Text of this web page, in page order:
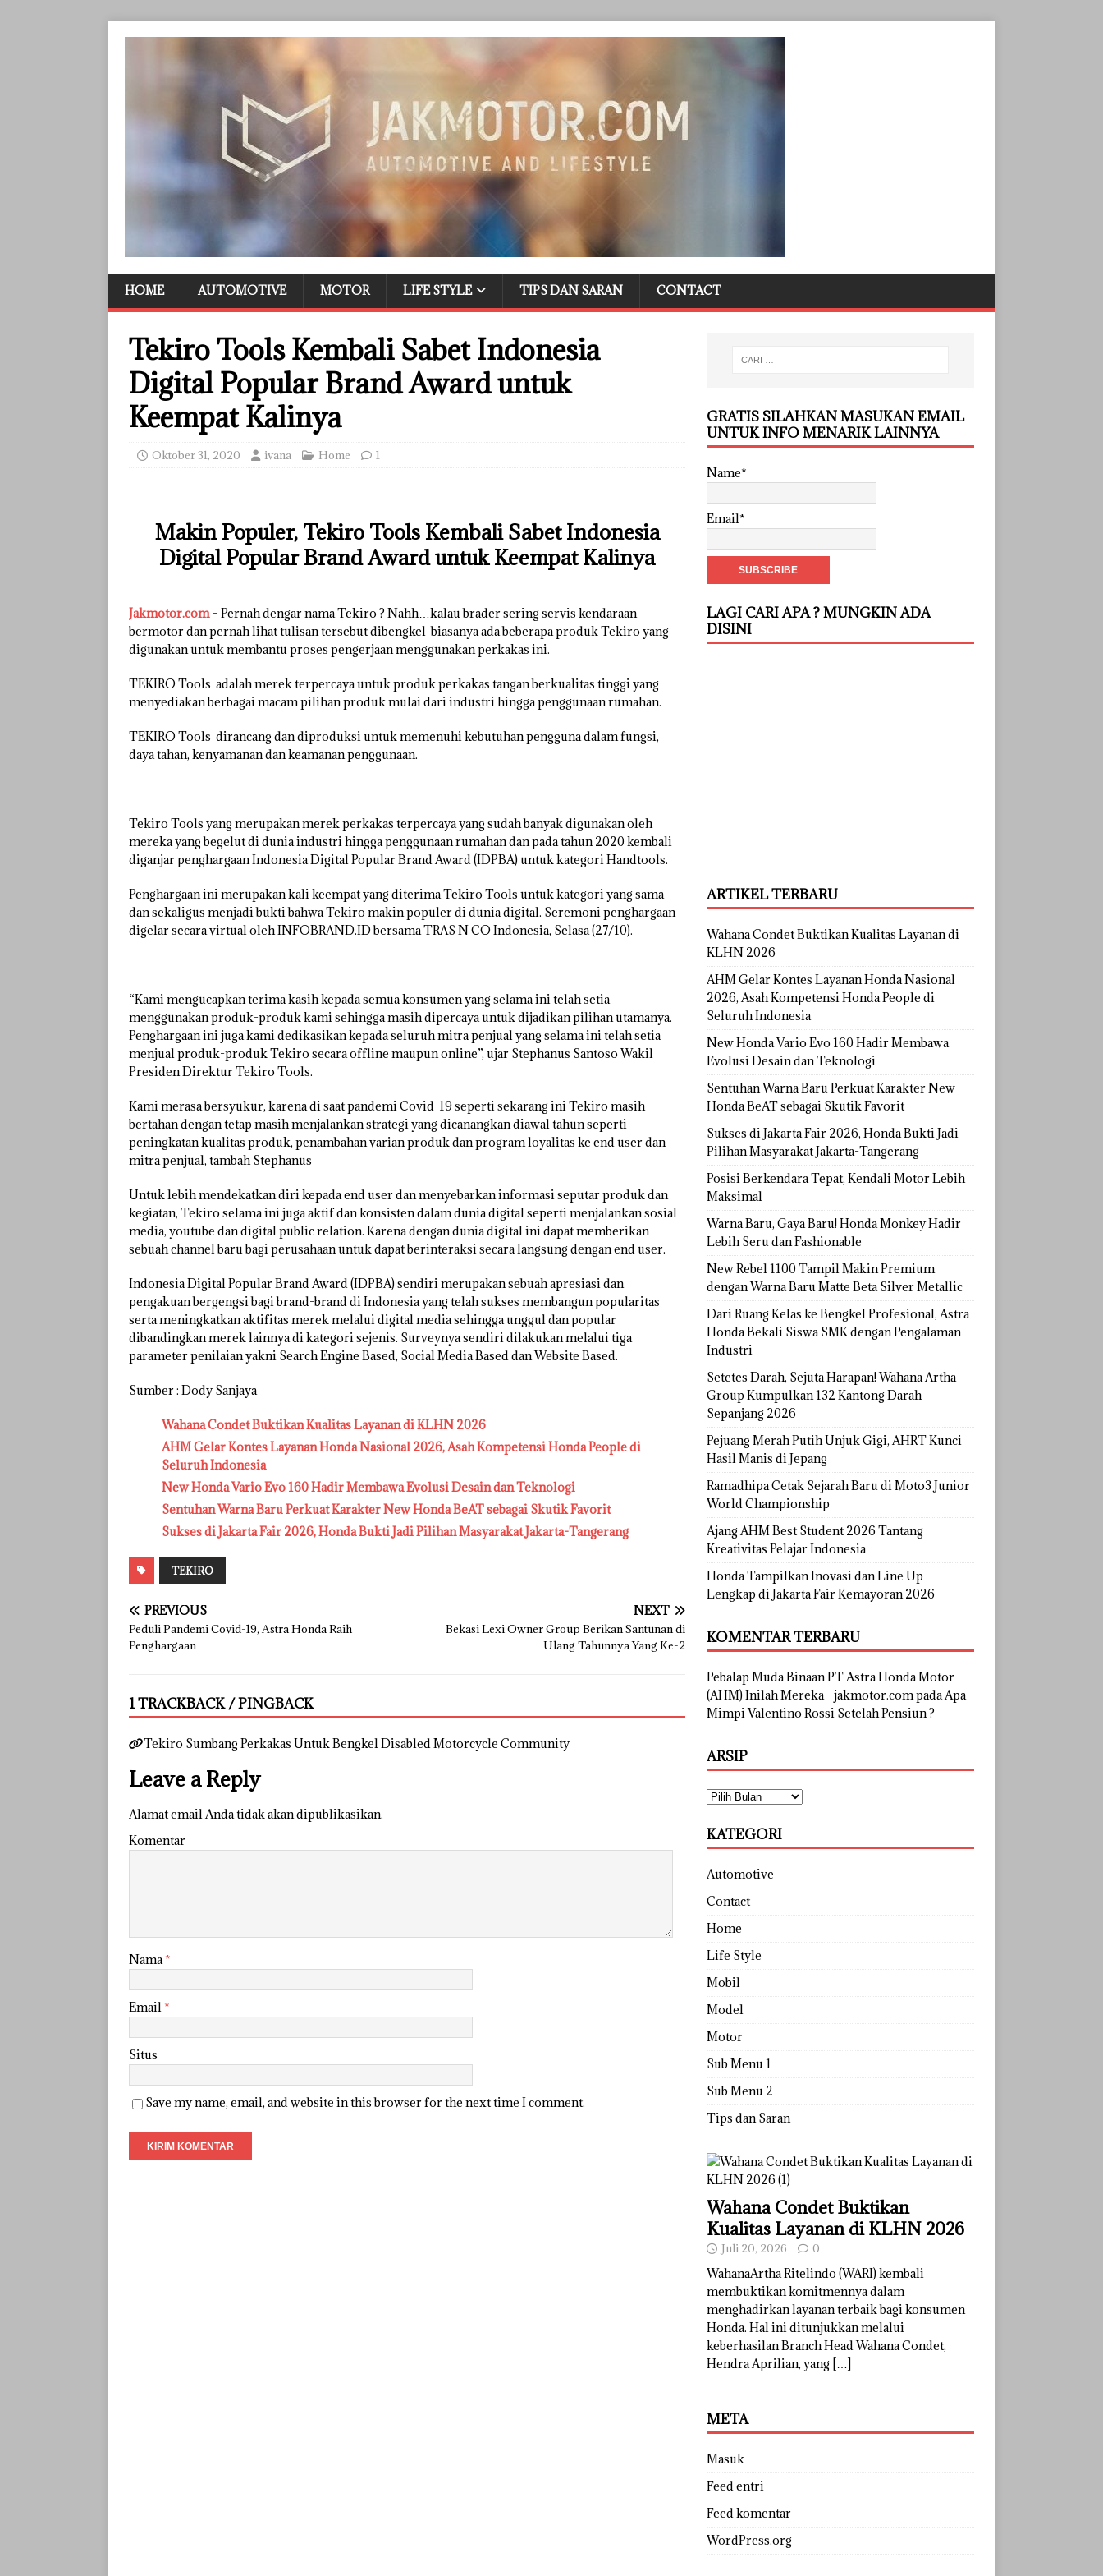
HOME AUTOMOTIVE MOTOR LIFE STYLE TIPS DAN SARAN CONTACT
Tekiro Tools Kembali Sabet Indonesia
Digital Popular Brand Award untuk
Keempat Kalinya
Oktober 31, 2020 ivana Home 1
Makin Populer, Tekiro Tools Kembali Sabet Indonesia
Digital Popular Brand Award untuk Keempat Kalinya
Jakmotor.com– Pernah dengar nama Tekiro ? Nahh…kalau brader sering servis kendaraan
bermotor dan pernah lihat tulisan tersebut dibengkel biasanya ada beberapa produk Tekiro yang
digunakan untuk membantu proses pengerjaan menggunakan perkakas ini.
TEKIRO Tools adalah merek terpercaya untuk produk perkakas tangan berkualitas tinggi yang
menyediakan berbagai macam pilihan produk mulai dari industri hingga penggunaan rumahan.
TEKIRO Tools dirancang dan diproduksi untuk memenuhi kebutuhan pengguna dalam fungsi,
daya tahan, kenyamanan dan keamanan penggunaan.
Tekiro Tools yang merupakan merek perkakas terpercaya yang sudah banyak digunakan oleh
mereka yang begelut di dunia industri hingga penggunaan rumahan dan pada tahun 2020 kembali
diganjar penghargaan Indonesia Digital Popular Brand Award (IDPBA) untuk kategori Handtools.
Penghargaan ini merupakan kali keempat yang diterima Tekiro Tools untuk kategori yang sama
dan sekaligus menjadi bukti bahwa Tekiro makin populer di dunia digital. Seremoni penghargaan
digelar secara virtual oleh INFOBRAND.ID bersama TRAS N CO Indonesia, Selasa (27/10).
“Kami mengucapkan terima kasih kepada semua konsumen yang selama ini telah setia
menggunakan produk-produk kami sehingga masih dipercaya untuk dijadikan pilihan utamanya.
Penghargaan ini juga kami dedikasikan kepada seluruh mitra penjual yang selama ini telah setia
menjual produk-produk Tekiro secara offline maupun online”, ujar Stephanus Santoso Wakil
Presiden Direktur Tekiro Tools.
Kami merasa bersyukur, karena di saat pandemi Covid-19 seperti sekarang ini Tekiro masih
bertahan dengan tetap masih menjalankan strategi yang dicanangkan diawal tahun seperti
peningkatan kualitas produk, penambahan varian produk dan program loyalitas ke end user dan
mitra penjual, tambah Stephanus
Untuk lebih mendekatkan diri kepada end user dan menyebarkan informasi seputar produk dan
kegiatan, Tekiro selama ini juga aktif dan konsisten dalam dunia digital seperti menjalankan sosial
media, youtube dan digital public relation. Karena dengan dunia digital ini dapat memberikan
sebuah channel baru bagi perusahaan untuk dapat berinteraksi secara langsung dengan end user.
Indonesia Digital Popular Brand Award (IDPBA) sendiri merupakan sebuah apresiasi dan
pengakuan bergengsi bagi brand-brand di Indonesia yang telah sukses membangun popularitas
serta meningkatkan aktifitas merek melalui digital media sehingga unggul dan popular
dibandingkan merek lainnya di kategori sejenis. Surveynya sendiri dilakukan melalui tiga
parameter penilaian yakni Search Engine Based, Social Media Based dan Website Based.
Sumber : Dody Sanjaya
Wahana Condet Buktikan Kualitas Layanan di KLHN 2026
AHM Gelar Kontes Layanan Honda Nasional 2026, Asah Kompetensi Honda People di
Seluruh Indonesia
New Honda Vario Evo 160 Hadir Membawa Evolusi Desain dan Teknologi
Sentuhan Warna Baru Perkuat Karakter New Honda BeAT sebagai Skutik Favorit
Sukses di Jakarta Fair 2026, Honda Bukti Jadi Pilihan Masyarakat Jakarta-Tangerang
TEKIRO
PREVIOUS
Peduli Pandemi Covid-19, Astra Honda Raih
Penghargaan
NEXT
Bekasi Lexi Owner Group Berikan Santunan di
Ulang Tahunnya Yang Ke-2
1 TRACKBACK / PINGBACK
Tekiro Sumbang Perkakas Untuk Bengkel Disabled Motorcycle Community
Leave a Reply
Alamat email Anda tidak akan dipublikasikan.
Komentar
Nama*
Email *
Situs
Save my name, email, and website in this browser for the next time I comment.
GRATIS SILAHKAN MASUKAN EMAIL
UNTUK INFO MENARIK LAINNYA
Name*
Email*
LAGI CARI APA ? MUNGKIN ADA
DISINI
ARTIKEL TERBARU
Wahana Condet Buktikan Kualitas Layanan di
KLHN 2026
AHM Gelar Kontes Layanan Honda Nasional
2026, Asah Kompetensi Honda People di
Seluruh Indonesia
New Honda Vario Evo 160 Hadir Membawa
Evolusi Desain dan Teknologi
Sentuhan Warna Baru Perkuat Karakter New
Honda BeAT sebagai Skutik Favorit
Sukses di Jakarta Fair 2026, Honda Bukti Jadi
Pilihan Masyarakat Jakarta-Tangerang
Posisi Berkendara Tepat, Kendali Motor Lebih
Maksimal
Warna Baru, Gaya Baru! Honda Monkey Hadir
Lebih Seru dan Fashionable
New Rebel 1100 Tampil Makin Premium
dengan Warna Baru Matte Beta Silver Metallic
Dari Ruang Kelas ke Bengkel Profesional, Astra
Honda Bekali Siswa SMK dengan Pengalaman
Industri
Setetes Darah, Sejuta Harapan! Wahana Artha
Group Kumpulkan 132 Kantong Darah
Sepanjang 2026
Pejuang Merah Putih Unjuk Gigi, AHRT Kunci
Hasil Manis di Jepang
Ramadhipa Cetak Sejarah Baru di Moto3 Junior
World Championship
Ajang AHM Best Student 2026 Tantang
Kreativitas Pelajar Indonesia
Honda Tampilkan Inovasi dan Line Up
Lengkap di Jakarta Fair Kemayoran 2026
KOMENTAR TERBARU
Pebalap Muda Binaan PT Astra Honda Motor
(AHM) Inilah Mereka - jakmotor.compadaApa
Mimpi Valentino Rossi Setelah Pensiun ?
ARSIP
KATEGORI
Automotive
Contact
Home
Life Style
Mobil
Model
Motor
Sub Menu 1
Sub Menu 2
Tips dan Saran
Wahana Condet Buktikan
Kualitas Layanan di KLHN 2026
Juli 20, 2026 0
WahanaArtha Ritelindo (WARI) kembali
membuktikan komitmennya dalam
menghadirkan layanan terbaik bagi konsumen
Honda. Hal ini ditunjukkan melalui
keberhasilan Branch Head Wahana Condet,
Hendra Aprilian, yang […]
META
Masuk
Feed entri
Feed komentar
WordPress.org